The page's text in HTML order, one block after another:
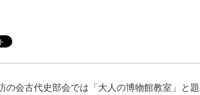
の会古代史部会では「大人の博物館教室」と